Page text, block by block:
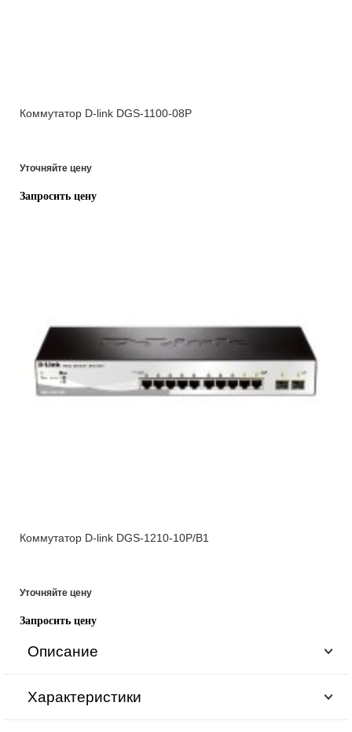
Коммутатор D-link DGS-1100-08P
Уточняйте цену
Запросить цену
Коммутатор D-link DGS-1210-10P/B1
Уточняйте цену
Запросить цену
Описание
Характеристики